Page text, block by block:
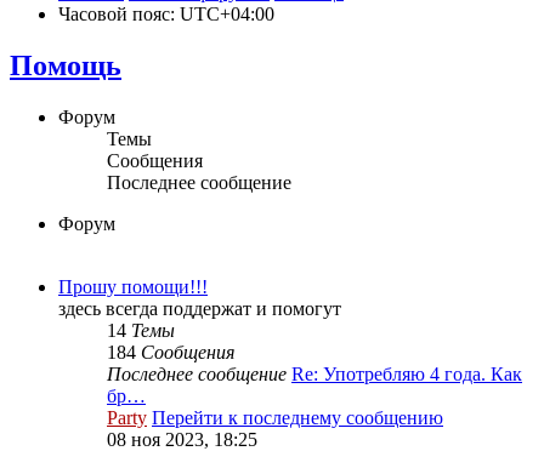
Часовой пояс: UTC+04:00
Помощь
Форум
Темы
Сообщения
Последнее сообщение
Форум
Прошу помощи!!!
здесь всегда поддержат и помогут
14 Темы
184 Сообщения
Последнее сообщение Re: Употребляю 4 года. Как
бр…
Party Перейти к последнему сообщению
08 ноя 2023, 18:25